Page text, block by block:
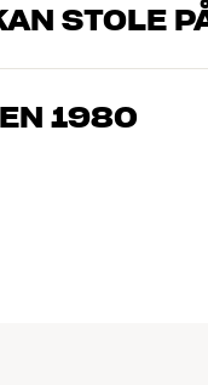
STOLE
kender produkterne
1980